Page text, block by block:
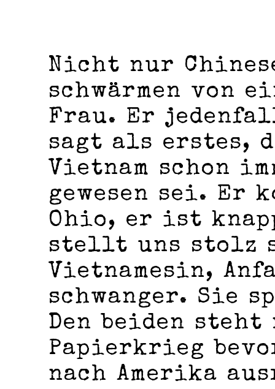
Nicht nur
schwärmen von
Frau. Er
sagt als erstes,
Vietnam schon
gewesen sei. Er
Ohio, er ist
stellt uns stolz
Vietnamesin,
schwanger. Sie
Den beiden
Papierkrieg
nach Amerika